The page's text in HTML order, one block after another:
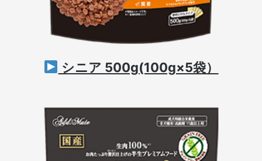
シニア 500g(100g×5袋）